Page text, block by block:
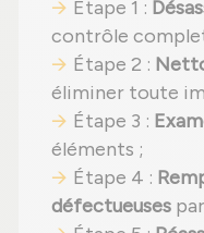
Étape 1 :
contrôle
Étape 2 :
éliminer toute
Étape 3 :
éléments ;
Étape 4 :
défectueuses